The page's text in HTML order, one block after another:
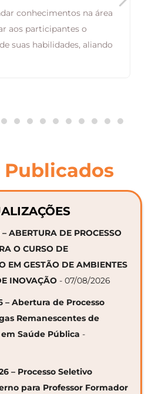
conhecimentos na área
aos participantes o
suas habilidades, aliando
Publicados
ABERTURA DE PROCESSO
O CURSO DE
EM GESTÃO DE AMBIENTES
INOVAÇÃO - 07/08/2026
– Abertura de Processo
Remanescentes de
Saúde Pública -
– Processo Seletivo
para Professor Formador